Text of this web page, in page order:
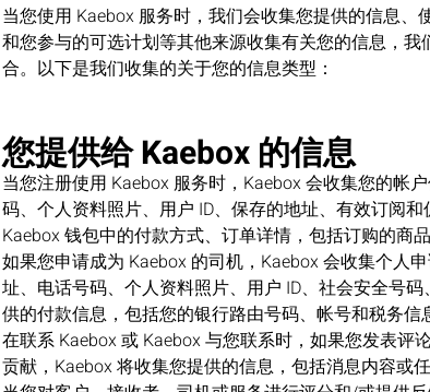
当您使用 Kaebox 服务时，我们会收集您提供的信息
和您参与的可选计划等其他来源收集有关您的信息，
合。以下是我们收集的关于您的信息类型：
您提供给 Kaebox 的信息
当您注册使用 Kaebox 服务时，Kaebox 会收集您的帐
码、个人资料照片、用户 ID、保存的地址、有效订阅
Kaebox 钱包中的付款方式、订单详情，包括订购的商
如果您申请成为 Kaebox 的司机，Kaebox 会收集个人
址、电话号码、个人资料照片、用户 ID、社会安全号
供的付款信息，包括您的银行路由号码、帐号和税务信
在联系 Kaebox 或 Kaebox 与您联系时，如果您发表评
贡献，Kaebox 将收集您提供的信息，包括消息内容或任